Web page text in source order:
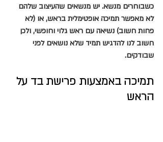
כשבוחרים מנשא. יש מנשאים שהעיצוב שלהם
לא מאפשר תמיכה אופטימלית בראש, או (לא
פחות חשוב) נשיאה עם ראש גלוי וחופשי, ולכן
חשוב לנו להדגיש תמיד שלא נושאים לפני
שבודקים.
תמיכה באמצעות פרישת בד על
הראש